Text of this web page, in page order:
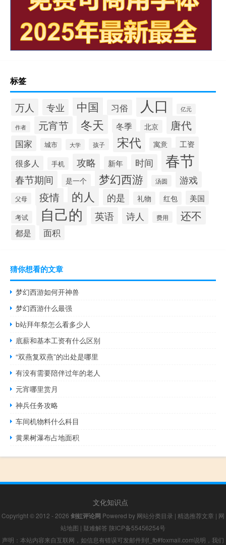
标签
万人 专业 中国 习俗 人口 亿元
作者 元宵节 冬天 冬季 北京 唐代
国家 城市 大学 孩子 宋代 寓意 工资
很多人 手机 攻略 新年 时间 春节
春节期间 是一个 梦幻西游 汤圆 游戏
父母 疫情 的人 的是 礼物 红包 美国
考试 自己的 英语 诗人 费用 还不
都是 面积
猜你想看的文章
梦幻西游如何开神兽
梦幻西游什么最强
b站拜年祭怎么看多少人
底薪和基本工资有什么区别
“双燕复双燕”的出处是哪里
有没有需要陪伴过年的老人
元宵哪里赏月
神兵任务攻略
车间机物料什么科目
黄果树瀑布占地面积
文化知识点
Copyright © 2012 - 2026 剑虹评论网 Powered by 网站分类目录 | 精选推荐文章 | 网
站地图 | 疑难解答 陕ICP备55456254号
声明：本站内容来自互联网，如信息有错误可发邮件到f_fb#foxmail.com说明，我们